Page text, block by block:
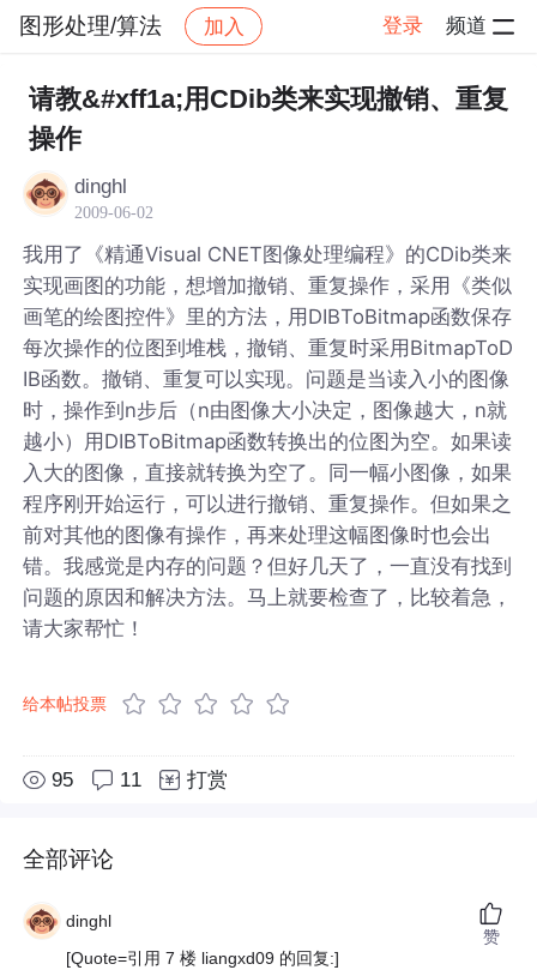
图形处理/算法 加入 登录 频道
社区 图形处理/算法 帖子详情
请教&#xff1a;用CDib类来实现撤销、重复
操作
dinghl
2009-06-02
我用了《精通Visual CNET图像处理编程》的CDib类来
实现画图的功能，想增加撤销、重复操作，采用《类似
画笔的绘图控件》里的方法，用DIBToBitmap函数保存
每次操作的位图到堆栈，撤销、重复时采用BitmapToD
IB函数。撤销、重复可以实现。问题是当读入小的图像
时，操作到n步后（n由图像大小决定，图像越大，n就
越小）用DIBToBitmap函数转换出的位图为空。如果读
入大的图像，直接就转换为空了。同一幅小图像，如果
程序刚开始运行，可以进行撤销、重复操作。但如果之
前对其他的图像有操作，再来处理这幅图像时也会出
错。我感觉是内存的问题？但好几天了，一直没有找到
问题的原因和解决方法。马上就要检查了，比较着急，
请大家帮忙！
给本帖投票
95 11 打赏
全部评论
dinghl
[Quote=引用 7 楼 liangxd09 的回复:]
赞